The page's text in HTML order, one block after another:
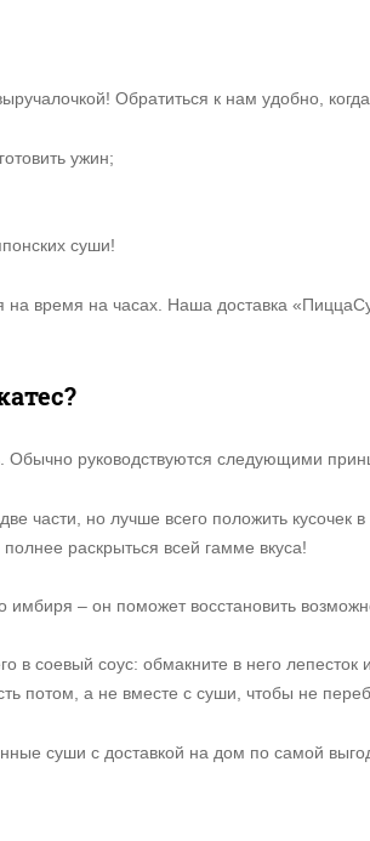
Обратиться к нам удобно,
ужин;
суши!
время на часах. Наша доставка
Обычно руководствуются следующими
части, но лучше всего положить кусочек
раскрыться всей гамме вкуса!
– он поможет восстановить
в соевый соус: обмакните в него лепесток
потом, а не вместе с суши, чтобы не
суши с доставкой на дом по самой